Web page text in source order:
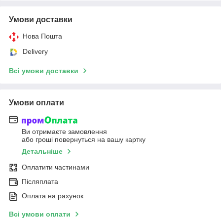
Умови доставки
Нова Пошта
Delivery
Всі умови доставки
Умови оплати
Ви отримаєте замовлення
або гроші повернуться на вашу картку
Детальніше
Оплатити частинами
Післяплата
Оплата на рахунок
Всі умови оплати